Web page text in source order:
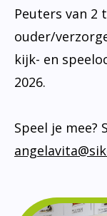
Peuters van 2
ouder/
kijk- en
2026.
Speel je mee?